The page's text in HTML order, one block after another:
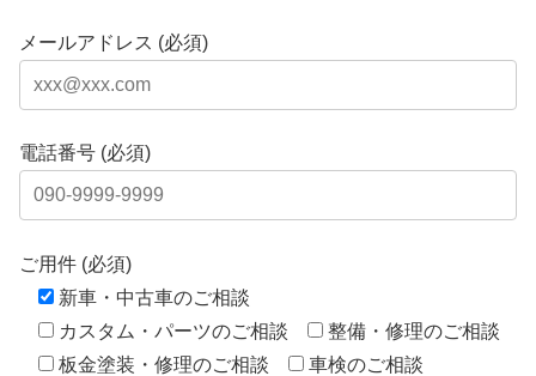
メールアドレス (必須)
電話番号 (必須)
ご用件 (必須)
新車・中古車のご相談
カスタム・パーツのご相談
整備・修理のご相談
板金塗装・修理のご相談
車検のご相談